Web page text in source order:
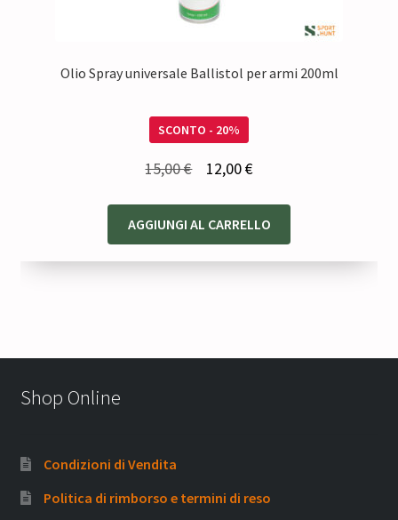
Olio Spray universale Ballistol per armi 200ml
SCONTO - 20%
15,00€
originale
era:
12,00€Il
attuale
è:
AGGIUNGI AL CARRELLO
Shop Online
Condizioni di Vendita
Politica di rimborso e termini di reso